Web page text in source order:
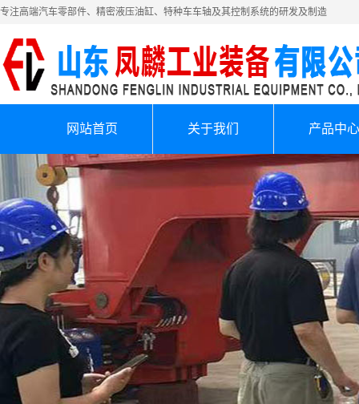
专注高端汽车零部件、精密液压油缸、特种车车轴及其控制系统的研发及制造
网站首页 关于我们 产品中心